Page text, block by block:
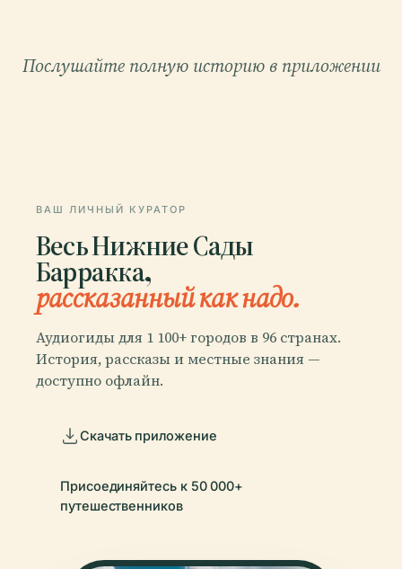
Послушайте полную историю в приложении
ВАШ ЛИЧНЫЙ КУРАТОР
Весь Нижние Сады
Барракка,
рассказанный как надо.
Аудиогиды для 1 100+ городов в 96 странах.
История, рассказы и местные знания —
доступно офлайн.
Скачать приложение
Присоединяйтесь к 50 000+
путешественников